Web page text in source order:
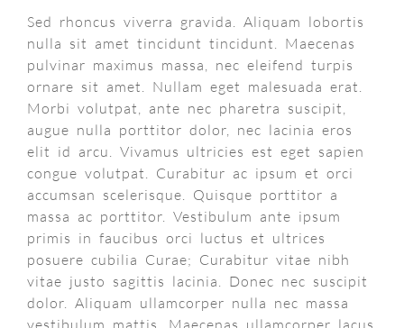
Sed rhoncus viverra gravida. Aliquam lobortis
nulla sit amet tincidunt tincidunt. Maecenas
pulvinar maximus massa, nec eleifend turpis
ornare sit amet. Nullam eget malesuada erat.
Morbi volutpat, ante nec pharetra suscipit,
augue nulla porttitor dolor, nec lacinia eros
elit id arcu. Vivamus ultricies est eget sapien
congue volutpat. Curabitur ac ipsum et orci
accumsan scelerisque. Quisque porttitor a
massa ac porttitor. Vestibulum ante ipsum
primis in faucibus orci luctus et ultrices
posuere cubilia Curae; Curabitur vitae nibh
vitae justo sagittis lacinia. Donec nec suscipit
dolor. Aliquam ullamcorper nulla nec massa
vestibulum mattis. Maecenas ullamcorper lacus